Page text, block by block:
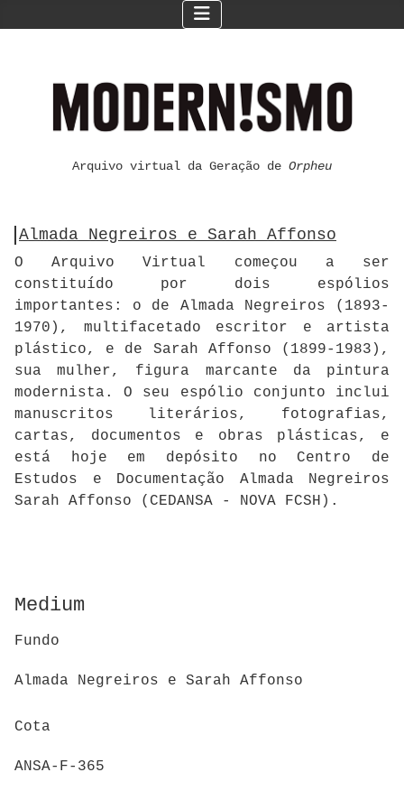
Arquivo virtual da Geração de Orpheu
Almada Negreiros e Sarah Affonso
O Arquivo Virtual começou a ser
constituído por dois espólios
importantes: o de Almada Negreiros (1893-
1970), multifacetado escritor e artista
plástico, e de Sarah Affonso (1899-1983),
sua mulher, figura marcante da pintura
modernista. O seu espólio conjunto inclui
manuscritos literários, fotografias,
cartas, documentos e obras plásticas, e
está hoje em depósito no Centro de
Estudos e Documentação Almada Negreiros
Sarah Affonso (CEDANSA - NOVA FCSH).
Medium
Fundo
Almada Negreiros e Sarah Affonso
Cota
ANSA-F-365